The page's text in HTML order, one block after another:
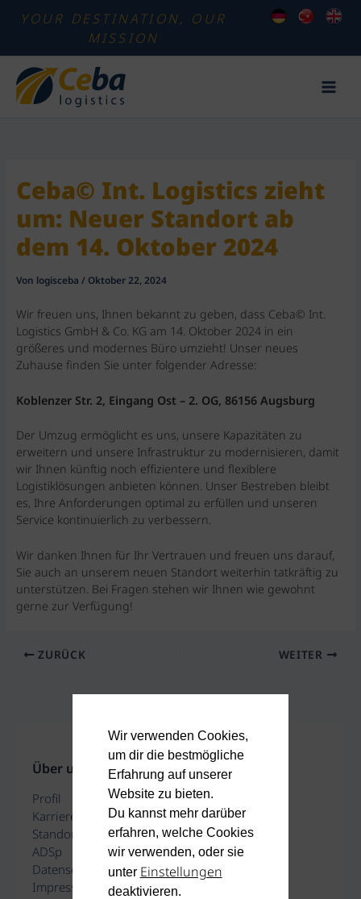
InhaltYOUR DESTINATION, OUR
MISSION
Ceba© Int. Logistics zieht
um: Neuer Standort ab
dem 14. Oktober 2024
Von logisceba / Oktober 22, 2024
Wir freuen uns, Ihnen bekannt zu geben, dass Ceba© Int.
Logistics GmbH & Co. KG am 14. Oktober 2024 in ein
größeres und modernes Büro umzieht! Unser neues
Zuhause finden Sie unter folgender Adresse:
Koblenzer Str. 2, Eingang Ost – 2. OG, 86156 Augsburg
Der Umzug ermöglicht es uns, unsere Kapazitäten zu
erweitern und unsere Infrastruktur zu modernisieren, damit
wir Ihnen künftig noch effizientere und flexiblere
Logistiklösungen anbieten können. Unser Bestreben bleibt
es, Ihre Anforderungen optimal zu erfüllen und unseren
Service kontinuierlich zu verbessern.
Wir danken Ihnen für Ihr Vertrauen und freuen uns darauf,
Sie auch an unserem neuen Standort weiterhin tatkräftig zu
unterstützen. Bei Fragen stehen wir Ihnen wie gewohnt
gerne zur Verfügung!
ZURÜCK WEITER
Über uns
Profil
Karriere
Standorte
ADSp
Datenschutz
Impressum
Wir verwenden Cookies,
um dir die bestmögliche
Erfahrung auf unserer
Website zu bieten.
Du kannst mehr darüber
erfahren, welche Cookies
wir verwenden, oder sie
unter Einstellungen
deaktivieren.